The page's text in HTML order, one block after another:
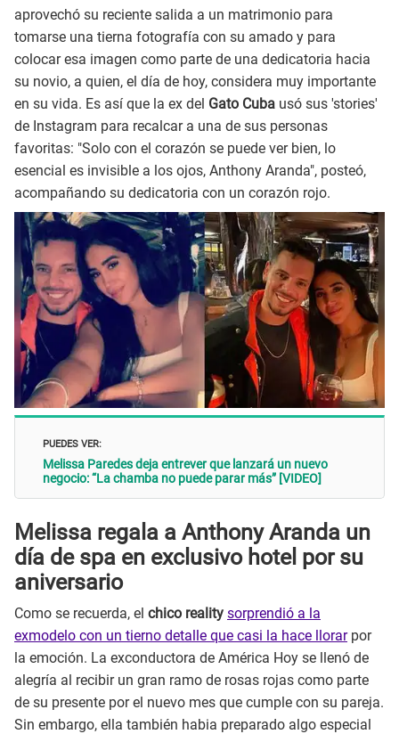
aprovechó su reciente salida a un matrimonio para
tomarse una tierna fotografía con su amado y para
colocar esa imagen como parte de una dedicatoria hacia
su novio, a quien, el día de hoy, considera muy importante
en su vida. Es así que la ex del Gato Cuba usó sus 'stories'
de Instagram para recalcar a una de sus personas
favoritas: "Solo con el corazón se puede ver bien, lo
esencial es invisible a los ojos, Anthony Aranda", posteó,
acompañando su dedicatoria con un corazón rojo.
PUEDES VER:
Melissa Paredes deja entrever que lanzará un nuevo
negocio: “La chamba no puede parar más” [VIDEO]
Melissa regala a Anthony Aranda un
día de spa en exclusivo hotel por su
aniversario
Como se recuerda, el chico reality sorprendió a la
exmodelo con un tierno detalle que casi la hace llorarpor
la emoción. La exconductora de América Hoy se llenó de
alegría al recibir un gran ramo de rosas rojas como parte
de su presente por el nuevo mes que cumple con su pareja.
Sin embargo, ella también habia preparado algo especial